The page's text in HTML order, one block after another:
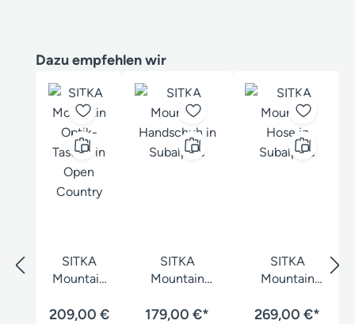
Produktgalerie überspringen
Dazu empfehlen wir
SITKA
Mountain
Tasche
209,00 €
SITKA
Mountain
179,00 €*
SITKA
Mountain
269,00 €*